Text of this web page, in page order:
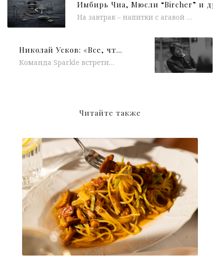
<
На завтрак – напитки с агавой или шпинатом, на вечер – коктейли с ягодами Годжи, куркумой и ванильными смесями. Новые...
Николай Усков: «Все, что хорошо сделано — это сексуально»
Команда Sparkle встретилась с Николаем Усковым незадолго до его назначения на должность главного редактора журнала Forbes Россия. Мы поговорили с...
>
Читайте также